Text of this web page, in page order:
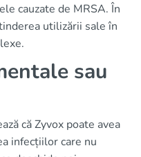
cauzate de MRSA. În
utilizării sale în
sau
că Zyvox poate avea
infecțiilor care nu